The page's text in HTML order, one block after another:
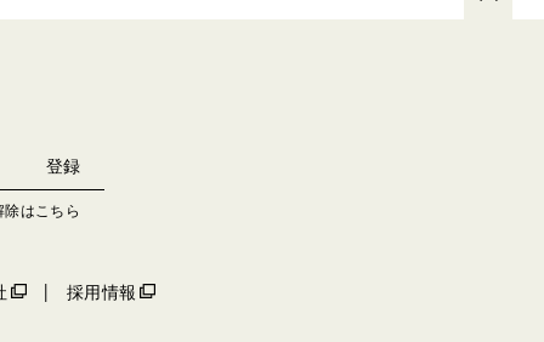
除はこちら
採用情報